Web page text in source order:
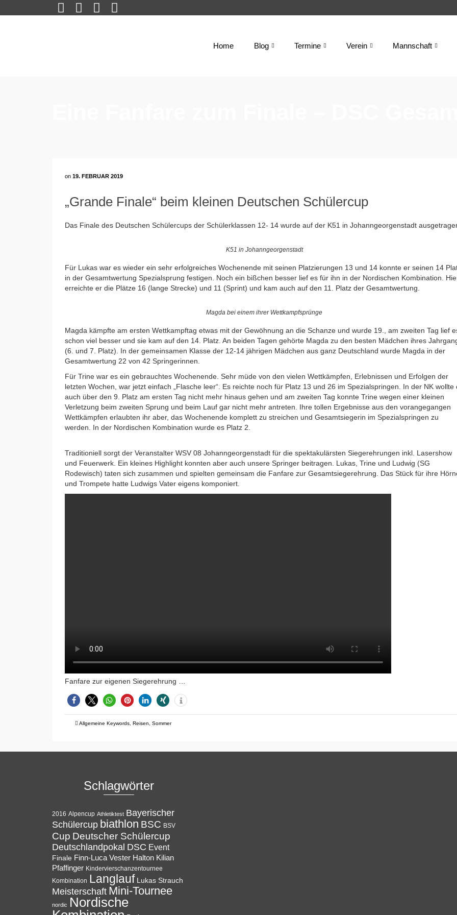
Home Blog Termine Verein Mannschaft
on 19. FEBRUAR 2019
„Grande Finale“ beim kleinen Deutschen Schülercup
Das Finale des Deutschen Schülercups der Schülerklassen 12- 14 wurde auf der K51 in Johanngeorgenstadt
K51 in Johanngeorgenstadt
Für Lukas war es wieder ein sehr erfolgreiches Wochenende mit seinen Platzierungen 13 und 14 konnte er seinen 14
in der Gesamtwertung Spezialsprung festigen. Noch ein bißchen besser lief es für ihn in der Nordischen Kombination.
erreichte er die Plätze 16 (lange Strecke) und 11 (Sprint) und kam auch auf den 11. Platz der Gesamtwertung.
Magda bei einem ihrer Wettkampfsprünge
Magda kämpfte am ersten Wettkampftag etwas mit der Gewöhnung an die Schanze und wurde 19., am zweiten Tag lief
schon viel besser und sie kam auf den 14. Platz. An beiden Tagen gehörte Magda zu den besten Mädchen ihres
(6. und 7. Platz). In der gemeinsamen Klasse der 12-14 jährigen Mädchen aus ganz Deutschland wurde Magda in der
Gesamtwertung 22 von 42 Springerinnen.
Für Trine war es ein gebrauchtes Wochenende. Sehr müde von den vielen Wettkämpfen, Erlebnissen und Erfolgen der
letzten Wochen, war jetzt einfach „Flasche leer“. Es reichte noch für Platz 13 und 26 im Spezialspringen. In der NK wollte
auch über den 9. Platz am ersten Tag nicht mehr hinaus gehen und am zweiten Tag konnte Trine wegen einer kleinen
Verletzung beim zweiten Sprung und beim Lauf gar nicht mehr antreten. Ihre tollen Ergebnisse aus den vorangegangen
Wettkämpfen erlaubten ihr aber, das Wochenende komplett zu streichen und Gesamtsiegerin im Spezialspringen zu
werden. In der Nordischen Kombination wurde es Platz 2.
Traditioniell sorgt der Veranstalter WSV 08 Johanngeorgenstadt für die spektakulärsten Siegerehrungen inkl. Lasershow
und Feuerwerk. Ein kleines Highlight konnten aber auch unsere Springer beitragen. Lukas, Trine und Ludwig (SG
Rodewisch) taten sich zusammen und spielten gemeinsam die Fanfare zur Gesamtsiegerehrung. Das Stück für ihre
und Trompete hatte Ludwigs Vater eigens komponiert.
Fanfare zur eigenen Siegerehrung …
Allgemeine Keywords Reisen Sommer
Schlagwörter
2016 Alpencup Athletiktest Bayerischer
Schülercup biathlon BSC BSV
Cup Deutscher Schülercup
Deutschlandpokal DSC Event
Finale Finn-Luca Vester Halton Kilian
Pfaffinger Kindervierschanzentournee
Kombination Langlauf Lukas Strauch
Meisterschaft Mini-Tournee
nordic Nordische